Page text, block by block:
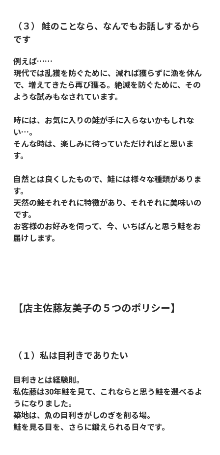
（３） 鮭のことなら、なんでもお話しするから
です
例えば……
現代では乱獲を防ぐために、減れば獲らずに漁を休ん
で、増えてきたら再び獲る。絶滅を防ぐために、その
ような試みもなされています。
時には、お気に入りの鮭が手に入らないかもしれな
い…。
そんな時は、楽しみに待っていただければと思いま
す。
自然とは良くしたもので、鮭には様々な種類がありま
す。
天然の鮭それぞれに特徴があり、それぞれに美味いの
です。
お客様のお好みを伺って、今、いちばんと思う鮭をお
届けします。
【店主佐藤友美子の５つのポリシー】
（１）私は目利きでありたい
目利きとは経験則。
私佐藤は30年鮭を見て、これならと思う鮭を選べるよ
うになりました。
築地は、魚の目利きがしのぎを削る場。
鮭を見る目を、さらに鍛えられる日々です。